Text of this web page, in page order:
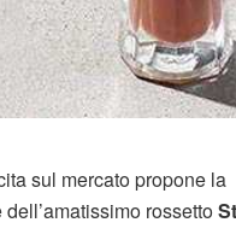
sul mercato propone la
rossetto